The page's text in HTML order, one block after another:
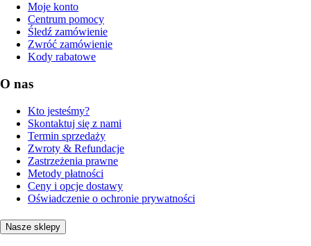
Moje konto
Centrum pomocy
Śledź zamówienie
Zwróć zamówienie
Kody rabatowe
O nas
Kto jesteśmy?
Skontaktuj się z nami
Termin sprzedaży
Zwroty & Refundacje
Zastrzeżenia prawne
Metody płatności
Ceny i opcje dostawy
Oświadczenie o ochronie prywatności
Nasze sklepy